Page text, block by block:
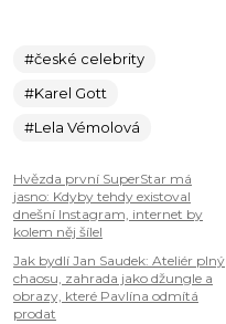
#české celebrity
#Karel Gott
#Lela Vémolová
Hvězda první SuperStar má
jasno: Kdyby tehdy existoval
dnešní Instagram, internet by
kolem něj šílel
Jak bydlí Jan Saudek: Ateliér plný
chaosu, zahrada jako džungle a
obrazy, které Pavlína odmítá
prodat